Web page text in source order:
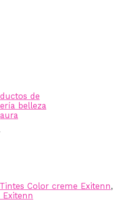
Tintes Color creme Exitenn,
Exitenn